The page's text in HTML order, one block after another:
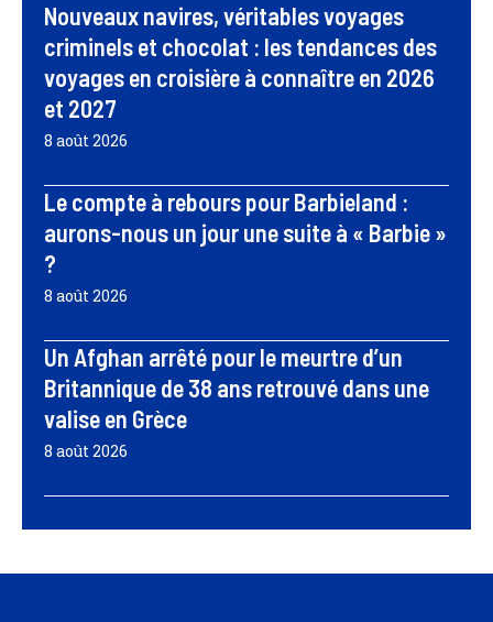
Nouveaux navires, véritables voyages
criminels et chocolat : les tendances des
voyages en croisière à connaître en 2026
et 2027
8 août 2026
Le compte à rebours pour Barbieland :
aurons-nous un jour une suite à « Barbie »
?
8 août 2026
Un Afghan arrêté pour le meurtre d’un
Britannique de 38 ans retrouvé dans une
valise en Grèce
8 août 2026